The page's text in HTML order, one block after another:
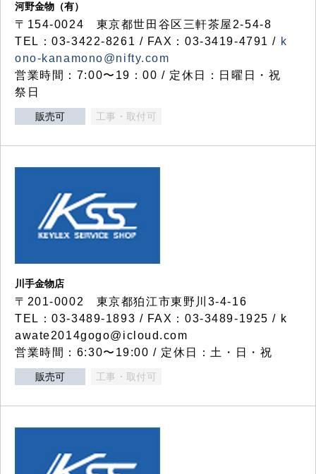
河野金物（有）
〒154-0024 東京都世田谷区三軒茶屋2-54-8
TEL：03-3422-8261 / FAX：03-3419-4791 / k
ono-kanamono@nifty.com
営業時間：7:00〜19：00 / 定休日：日曜日・祝
祭日
販売可 工事・取付可
川手金物店
〒201-0002 東京都狛江市東野川3-4-16
TEL：03-3489-1893 / FAX：03-3489-1925 / k
awate2014gogo@icloud.com
営業時間：6:30〜19:00 / 定休日：土・日・祝
販売可 工事・取付可